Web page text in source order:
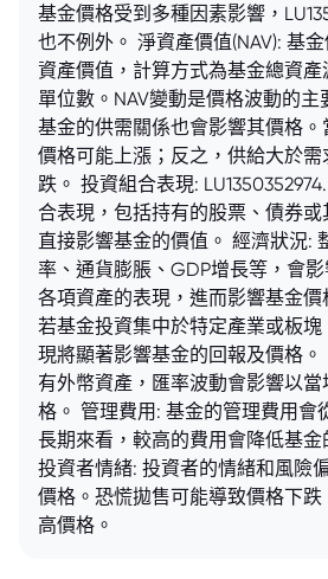
基金價格受到多種因素影響，
也不例外。 淨資產價值(NAV): 基
資產價值，計算方式為基金總資
單位數。NAV變動是價格波動的主
基金的供需關係也會影響其價格。
價格可能上漲；反之，供給大於
跌。 投資組合表現:
合表現，包括持有的股票、債券或
直接影響基金的價值。 經濟狀況:
率、通貨膨脹、GDP增長等，會
各項資產的表現，進而影響基金
若基金投資集中於特定產業或板
現將顯著影響基金的回報及價格
有外幣資產，匯率波動會影響以
格。 管理費用: 基金的管理費用會
長期來看，較高的費用會降低基金
投資者情緒: 投資者的情緒和風險
價格。恐慌拋售可能導致價格下
高價格。